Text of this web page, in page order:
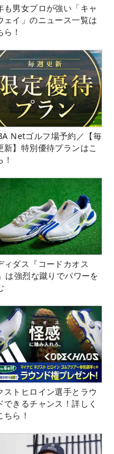
も男女プロが強い「キャ
ェイ」のニュース一覧は
ら！
Netゴルフ場予約／【毎
新】特別優待プランはこ
ィダス『コードカオス
は強烈な蹴りでパワーを
ストヒロイン選手とラウ
できるチャンス！詳しく
ちら！